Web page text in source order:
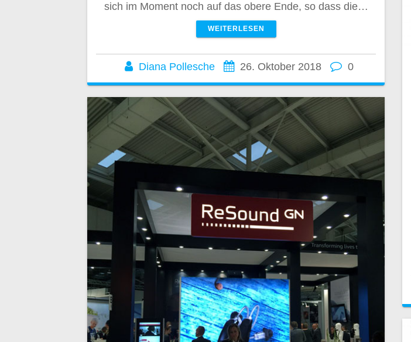
sich im Moment noch auf das obere Ende, so dass die…
WEITERLESEN
Diana Pollesche 26. Oktober 2018 0